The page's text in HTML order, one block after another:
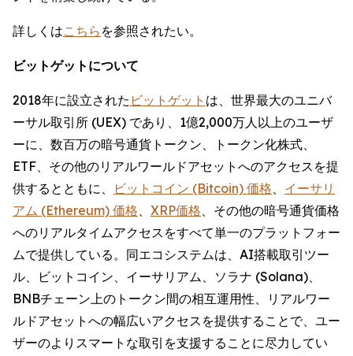
詳しくはこちら を参照されたい。
ビットゲットについて
2018年に設立された ビットゲット は、世界最大のユニバ
ーサル取引所 (UEX) であり、1億2,000万人以上のユーザ
ーに、数百万の暗号通貨トークン、トークン化株式、
ETF、その他のリアルワールドアセットへのアクセスを提
供するとともに、
ビットコイン (Bitcoin) 価格、 イーサリ
アム (Ethereum) 価格、 XRP価格、その他の暗号通貨価格
へのリアルタイムアクセスをすべて単一のプラットフォー
ムで提供している。同エコシステムは、AI搭載取引ツー
ル、ビットコイン、イーサリアム、ソラナ (Solana)、
BNBチェーン上のトークン間の相互運用性、リアルワー
ルドアセットへの幅広いアクセスを提供することで、ユー
ザーのよりスマートな取引を支援することに尽力してい